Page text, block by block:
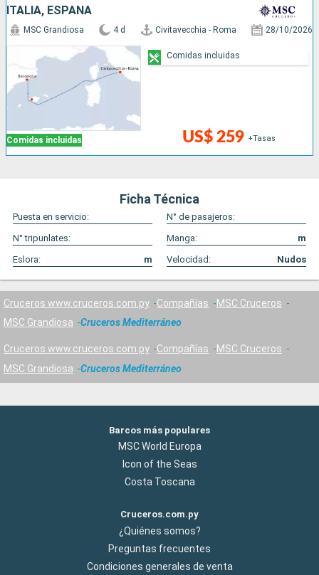
ITALIA, ESPAÑA
Comidas incluidas
MSC Grandiosa 4 d Civitavecchia - Roma 28/10/2026
US$ 259 +Tasas
Comidas incluidas
Ficha Técnica
Puesta en servicio:
N° de pasajeros:
N° tripunlates:
Manga:
m
Eslora:
m Velocidad: Nudos
Cruceros www.cruceros.com.py Compañías
MSC Cruceros
MSC Grandiosa
Cruceros Mediterráneo
Cruceros www.cruceros.com.py Compañías
MSC Cruceros
MSC Grandiosa
Cruceros Mediterráneo
Barcos más populares
MSC World Europa
Icon of the Seas
Costa Toscana
Cruceros.com.py
¿Quiénes somos?
Preguntas frecuentes
Condiciones generales de venta